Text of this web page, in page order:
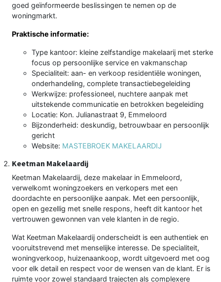
goed geïnformeerde beslissingen te nemen op de
woningmarkt.
Praktische informatie:
Type kantoor: kleine zelfstandige makelaarij met sterke
focus op persoonlijke service en vakmanschap
Specialiteit: aan- en verkoop residentiële woningen,
onderhandeling, complete transactiebegeleiding
Werkwijze: professioneel, nuchtere aanpak met
uitstekende communicatie en betrokken begeleiding
Locatie: Kon. Julianastraat 9, Emmeloord
Bijzonderheid: deskundig, betrouwbaar en persoonlijk
gericht
Website: MASTEBROEK MAKELAARDIJ
Keetman Makelaardij
Keetman Makelaardij, deze makelaar in Emmeloord,
verwelkomt woningzoekers en verkopers met een
doordachte en persoonlijke aanpak. Met een persoonlijk,
open en gezellig met snelle respons, heeft dit kantoor het
vertrouwen gewonnen van vele klanten in de regio.
Wat Keetman Makelaardij onderscheidt is een authentiek en
vooruitstrevend met menselijke interesse. De specialiteit,
woningverkoop, huizenaankoop, wordt uitgevoerd met oog
voor elk detail en respect voor de wensen van de klant. Er is
ruimte voor zowel standaard trajecten als complexere